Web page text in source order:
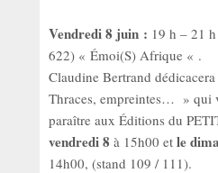
Vendredi 8 juin : 19 h – 21
622) « Émoi(S) Afrique « .
Claudine Bertrand
Thraces, empreintes… » qui
paraître aux Éditions du
vendredi 8 à 15h00 et le
14h00, (stand 109 / 111).